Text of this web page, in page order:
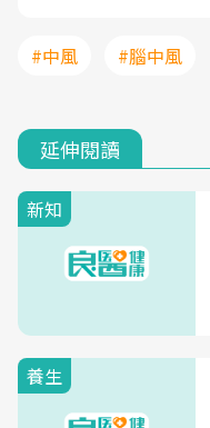
#中風 #腦中風
延伸閱讀
新知
養生